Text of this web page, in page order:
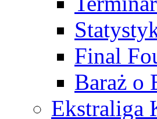
Final
Baraż o
Ekstraliga